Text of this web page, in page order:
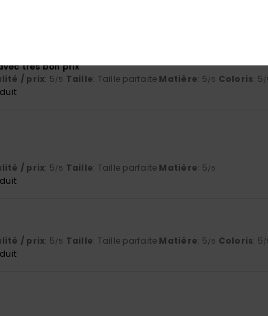
très bon prix
/ prix: 5/5 Taille: Taille parfaite Matière: 5/5 Coloris: 5/
/ prix: 5/5 Taille: Taille parfaite Matière: 5/5
/ prix: 5/5 Taille: Taille parfaite Matière: 5/5 Coloris: 5/